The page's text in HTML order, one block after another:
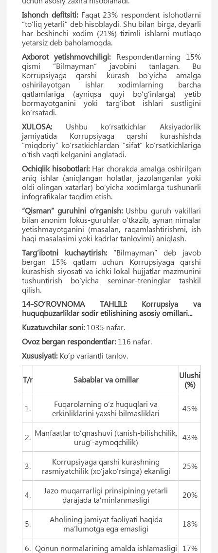
Ishonch defitsiti:Faqat 23% respondent islohotlarni
“to‘liq yetarli” deb hisoblaydi. Shu bilan birga, deyarli
har beshinchi xodim (21%) tizimli ishlarni mutlaqo
yetarsiz deb baholamoqda.
Axborot yetishmovchiligi:Respondentlarning 15%
qismi “Bilmayman” javobini tanlagan. Bu
Korrupsiyaga qarshi kurash bo‘yicha amalga
oshirilayotgan ishlar xodimlarning barcha
qatlamlariga (ayniqsa quyi bo‘g‘inlarga) yetib
bormayotganini yoki targ‘ibot ishlari sustligini
ko‘rsatadi.
XULOSA:Ushbu ko‘rsatkichlar Aksiyadorlik
jamiyatida Korrupsiyaga qarshi kurashishda
“miqdoriy” ko‘rsatkichlardan “sifat” ko‘rsatkichlariga
o‘tish vaqti kelganini anglatadi.
Ochiqlik hisobotlari:Har chorakda amalga oshirilgan
aniq ishlar (aniqlangan holatlar, jazolanganlar yoki
oldi olingan xatarlar) bo‘yicha xodimlarga tushunarli
infografikalar taqdim etish.
“Qisman” guruhini o‘rganish:Ushbu guruh vakillari
bilan anonim fokus-guruhlar o‘tkazib, aynan nimalar
yetishmayotganini (masalan, raqamlashtirishmi, ish
haqi masalasimi yoki kadrlar tanlovimi) aniqlash.
Targ‘ibotni kuchaytirish:“Bilmayman” deb javob
bergan 15% qatlam uchun Korrupsiyaga qarshi
kurashish siyosati va ichki lokal hujjatlar mazmunini
tushuntirish bo‘yicha seminar-treninglar tashkil
qilish.
14-SO‘ROVNOMA TAHLILI: Korrupsiya va
huquqbuzarliklar sodir etilishining asosiy omillari...
Kuzatuvchilar soni:1035 nafar.
Ovoz bergan respondentlar:116 nafar.
Xususiyati:Ko‘p variantli tanlov.
T/r Sabablar va omillar
Ulushi
(%)
1.
Fuqarolarning o‘z huquqlari va
erkinliklarini yaxshi bilmasliklari
45%
2. Manfaatlar to‘qnashuvi (tanish-bilishchilik,
urug‘-aymoqchilik)
43%
3.
Korrupsiyaga qarshi kurashning
rasmiyatchilik (xo‘jako‘rsinga) ekanligi
25%
4.
Jazo muqarrarligi prinsipining yetarli
darajada ta’minlanmasligi
20%
5.
Aholining jamiyat faoliyati haqida
ma’lumotga ega emasligi
18%
6. Qonun normalarining amalda ishlamasligi 17%